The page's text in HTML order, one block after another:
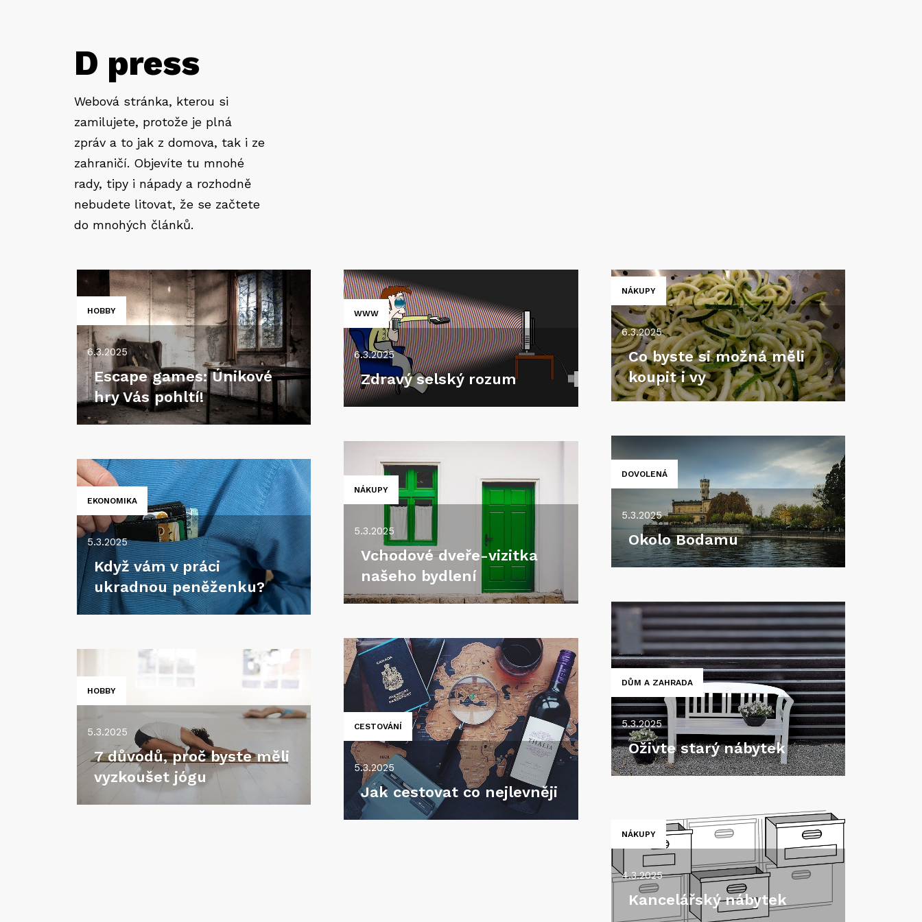
D press
Webová stránka, kterou si
zamilujete, protože je plná
zpráv a to jak z domova, tak i ze
zahraničí. Objevíte tu mnohé
rady, tipy i nápady a rozhodně
nebudete litovat, že se začtete
do mnohých článků.
HOBBY
6.3.2025
Escape games: Únikové
hry Vás pohltí!
WWW
6.3.2025
Zdravý selský rozum
NÁKUPY
6.3.2025
Co byste si možná měli
koupit i vy
DOVOLENÁ
5.3.2025
Okolo Bodamu
NÁKUPY
5.3.2025
Vchodové dveře-vizitka
našeho bydlení
EKONOMIKA
5.3.2025
Když vám v práci
ukradnou peněženku?
DŮM A ZAHRADA
5.3.2025
Oživte starý nábytek
CESTOVÁNÍ
5.3.2025
Jak cestovat co nejlevněji
HOBBY
5.3.2025
7 důvodů, proč byste měli
vyzkoušet jógu
NÁKUPY
4.3.2025
Kancelářský nábytek